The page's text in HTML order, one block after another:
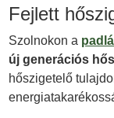
Fejlett
Szolnokon a
új generációs
hőszigetelő